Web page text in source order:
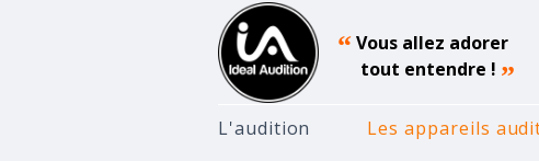
“Vous allez adorer
tout entendre ! ”
L'audition Les appareils